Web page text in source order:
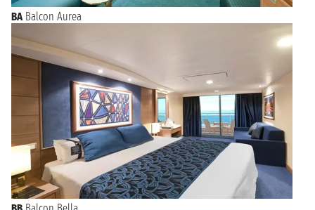
BA Balcon Aurea